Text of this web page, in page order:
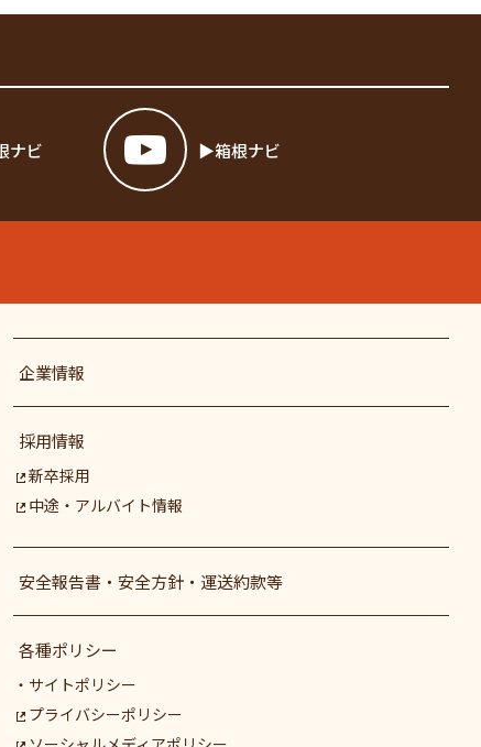
ナビ 箱根ナビ
企業情報
採用情報
新卒採用
中途・アルバイト情報
安全報告書・安全方針・運送約款等
各種ポリシー
サイトポリシー
プライバシーポリシー